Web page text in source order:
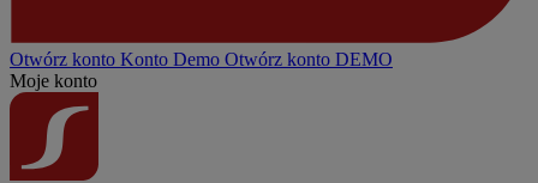
Otwórz konto Konto Demo Otwórz konto DEMO
Moje konto